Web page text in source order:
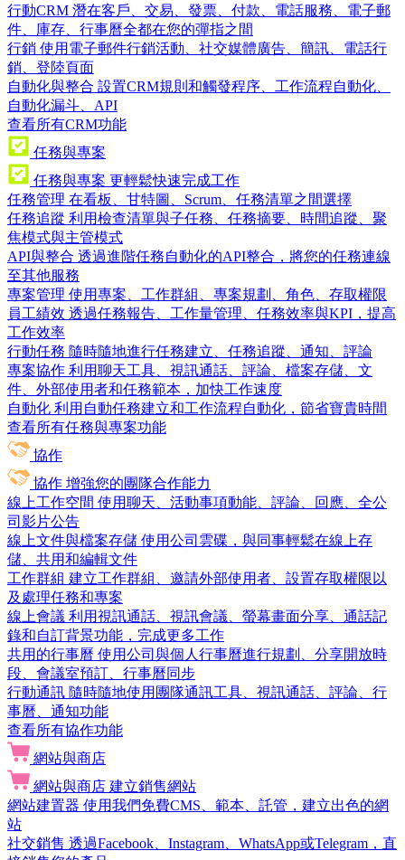
行動CRM 潛在客戶、交易、發票、付款、電話服務、電子郵
件、庫存、行事曆全都在您的彈指之間
行銷 使用電子郵件行銷活動、社交媒體廣告、簡訊、電話行
銷、登陸頁面
自動化與整合 設置CRM規則和觸發程序、工作流程自動化、
自動化漏斗、API
查看所有CRM功能
任務與專案
任務與專案 更輕鬆快速完成工作
任務管理 在看板、甘特圖、Scrum、任務清單之間選擇
任務追蹤 利用檢查清單與子任務、任務摘要、時間追蹤、聚
焦模式與主管模式
API與整合 透過進階任務自動化的API整合，將您的任務連線
至其他服務
專案管理 使用專案、工作群組、專案規劃、角色、存取權限
員工績效 透過任務報告、工作量管理、任務效率與KPI，提高
工作效率
行動任務 隨時隨地進行任務建立、任務追蹤、通知、評論
專案協作 利用聊天工具、視訊通話、評論、檔案存儲、文
件、外部使用者和任務範本，加快工作速度
自動化 利用自動任務建立和工作流程自動化，節省寶貴時間
查看所有任務與專案功能
協作
協作 增強您的團隊合作能力
線上工作空間 使用聊天、活動事項動能、評論、回應、全公
司影片公告
線上文件與檔案存儲 使用公司雲碟，與同事輕鬆在線上存
儲、共用和編輯文件
工作群組 建立工作群組、邀請外部使用者、設置存取權限以
及處理任務和專案
線上會議 利用視訊通話、視訊會議、螢幕畫面分享、通話記
錄和自訂背景功能，完成更多工作
共用的行事曆 使用公司與個人行事曆進行規劃、分享開放時
段、會議室預訂、行事曆同步
行動通訊 隨時隨地使用團隊通訊工具、視訊通話、評論、行
事曆、通知功能
查看所有協作功能
網站與商店
網站與商店 建立銷售網站
網站建置器 使用我們免費CMS、範本、託管，建立出色的網
站
社交銷售 透過Facebook、Instagram、WhatsApp或Telegram，直